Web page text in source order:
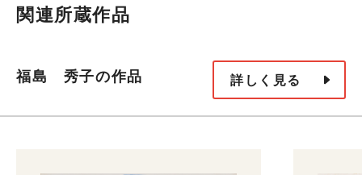
関連所蔵作品
福島 秀子の作品 詳しく見る